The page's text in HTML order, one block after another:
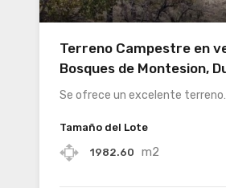
Terreno Campestre en
Bosques de Montesion,
Se ofrece un excelente
Tamaño del Lote
1982.60 m2